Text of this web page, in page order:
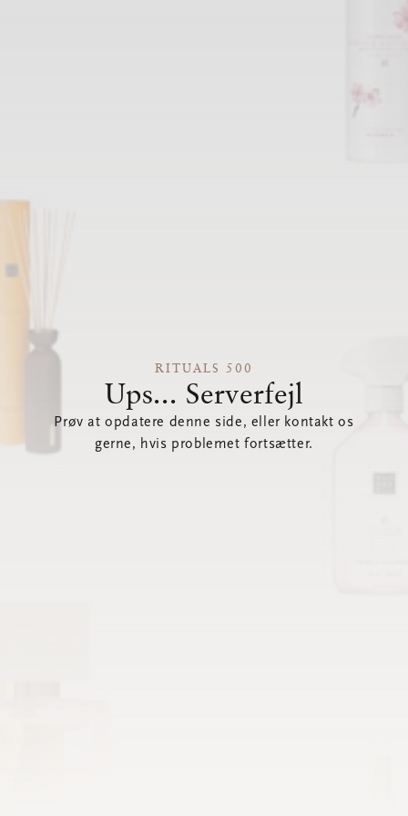
RITUALS 500
Ups... Serverfejl
Prøv at opdatere denne side, eller kontakt os
gerne, hvis problemet fortsætter.